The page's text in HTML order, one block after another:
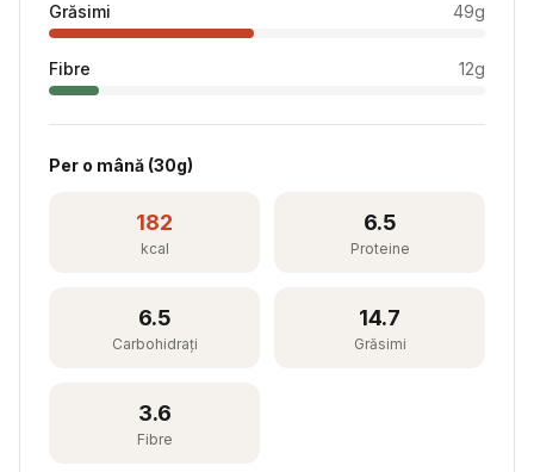
Grăsimi 49g
Fibre 12g
Per o mână (30g)
182
kcal
6.5
Proteine
6.5
Carbohidrați
14.7
Grăsimi
3.6
Fibre